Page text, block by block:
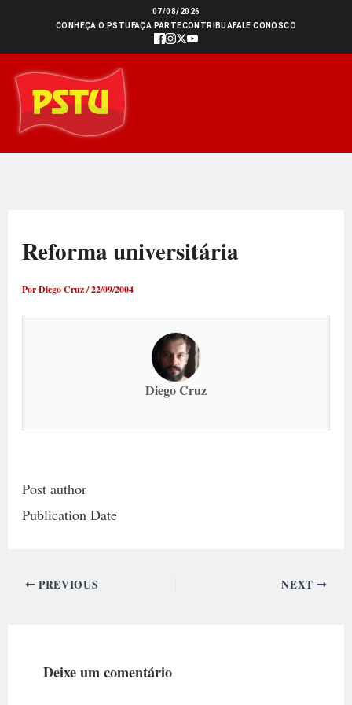
conteúdo
07/08/2026
CONHEÇA O PSTU FAÇA PARTECONTRIBUAFALE CONOSCO
Reforma universitária
PorDiego Cruz/22/09/2004
Diego Cruz
Post author
Publication Date
PREVIOUS NEXT
Deixe um comentário